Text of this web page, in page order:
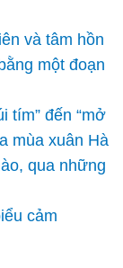
và tâm hồn
một đoạn
tím” đến “mở
mùa xuân Hà
qua những
cảm